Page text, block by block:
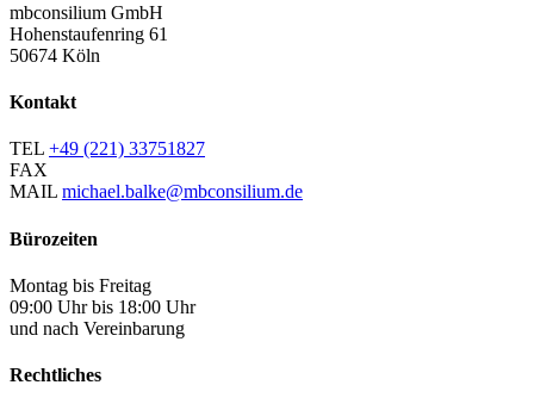
mbconsilium GmbH
Hohenstaufenring 61
50674 Köln
Kontakt
TEL +49 (221) 33751827
FAX
MAIL michael.balke@mbconsilium.de
Bürozeiten
Montag bis Freitag
09:00 Uhr bis 18:00 Uhr
und nach Vereinbarung
Rechtliches